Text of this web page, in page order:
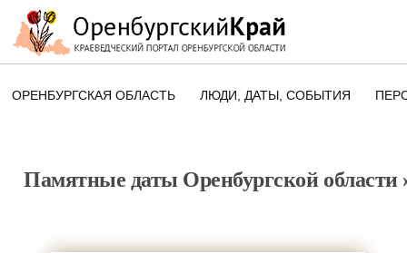
ОРЕНБУРГСКАЯ ОБЛАСТЬ ЛЮДИ, ДАТЫ, CОБЫТИЯ
ПАМЯТНЫЕ ДАТЫ
Памятные даты Оренбургской области